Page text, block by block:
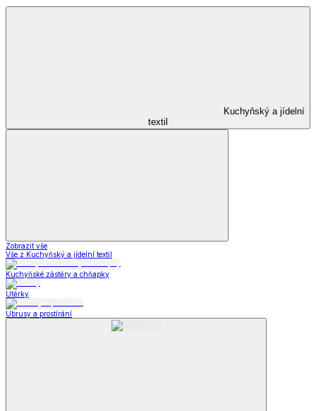
Kuchyňský a jídelní
textil
Zobrazit vše
Vše z Kuchyňský a jídelní textil
Kuchyňské zástěry a chňapky
Utěrky
Ubrusy a prostírání